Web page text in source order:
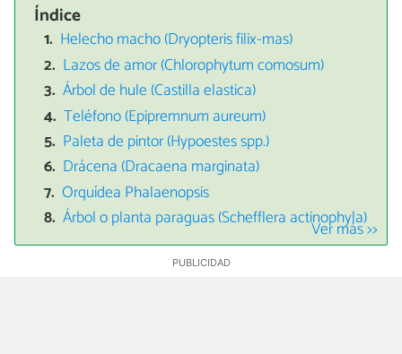
Índice
Helecho macho (Dryopteris filix-mas)
Lazos de amor (Chlorophytum comosum)
Árbol de hule (Castilla elastica)
Teléfono (Epipremnum aureum)
Paleta de pintor (Hypoestes spp.)
Drácena (Dracaena marginata)
Orquídea Phalaenopsis
Árbol o planta paraguas (Schefflera actinophyla)
Ver más >>